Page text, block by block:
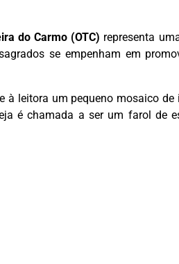
do Carmo (OTC) representa
se empenham em
leitora um pequeno mosaico
é chamada a ser um farol de